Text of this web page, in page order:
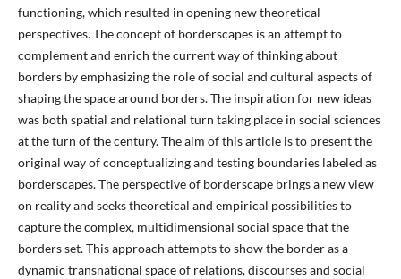
functioning, which resulted in opening new theoretical
perspectives. The concept of borderscapes is an attempt to
complement and enrich the current way of thinking about
borders by emphasizing the role of social and cultural aspects of
shaping the space around borders. The inspiration for new ideas
was both spatial and relational turn taking place in social sciences
at the turn of the century. The aim of this article is to present the
original way of conceptualizing and testing boundaries labeled as
borderscapes. The perspective of borderscape brings a new view
on reality and seeks theoretical and empirical possibilities to
capture the complex, multidimensional social space that the
borders set. This approach attempts to show the border as a
dynamic transnational space of relations, discourses and social